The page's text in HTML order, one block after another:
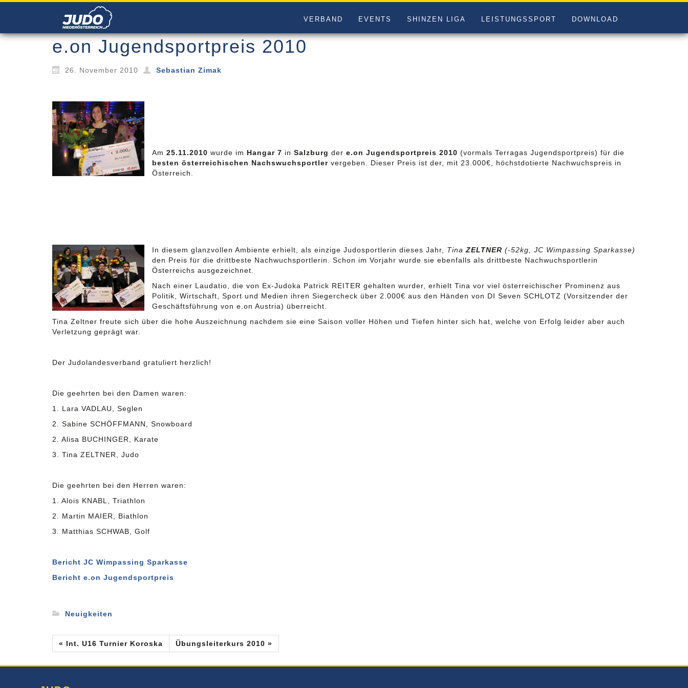
VERBAND EVENTS SHINZEN LIGA LEISTUNGSSPORT DOWNLOAD
e.on Jugendsportpreis 2010
26. November 2010 Sebastian Zimak
Am 25.11.2010 wurde im Hangar 7 in Salzburg der e.on Jugendsportpreis 2010 (vormals Terragas Jugendsportpreis) für die
besten österreichischen Nachswuchsportlervergeben. Dieser Preis ist der, mit 23.000€, höchstdotierte Nachwuchspreis in
Österreich.
In diesem glanzvollen Ambiente erhielt, als einzige Judosportlerin dieses Jahr, Tina ZELTNER (-52kg, JC Wimpassing Sparkasse)
den Preis für die drittbeste Nachwuchsportlerin. Schon im Vorjahr wurde sie ebenfalls als drittbeste Nachwuchsportlerin
Österreichs ausgezeichnet.
Nach einer Laudatio, die von Ex-Judoka Patrick REITER gehalten wurder, erhielt Tina vor viel österreichischer Prominenz aus
Politik, Wirtschaft, Sport und Medien ihren Siegercheck über 2.000€ aus den Händen von DI Seven SCHLOTZ (Vorsitzender der
Geschäftsführung von e.on Austria) überreicht.
Tina Zeltner freute sich über die hohe Auszeichnung nachdem sie eine Saison voller Höhen und Tiefen hinter sich hat, welche von Erfolg leider aber auch
Verletzung geprägt war.
Der Judolandesverband gratuliert herzlich!
Die geehrten bei den Damen waren:
1. Lara VADLAU, Seglen
2. Sabine SCHÖFFMANN, Snowboard
2. Alisa BUCHINGER, Karate
3. Tina ZELTNER, Judo
Die geehrten bei den Herren waren:
1. Alois KNABL, Triathlon
2. Martin MAIER, Biathlon
3. Matthias SCHWAB, Golf
Bericht JC Wimpassing Sparkasse
Bericht e.on Jugendsportpreis
Neuigkeiten
« Int. U16 Turnier Koroska Übungsleiterkurs 2010 »